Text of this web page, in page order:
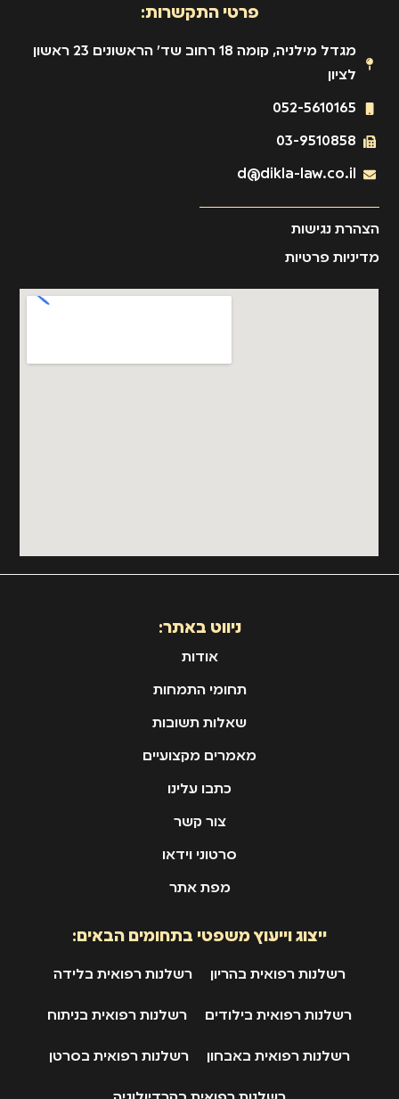
פרטי התקשרות:
מגדל מילניה, קומה 18 רחוב שד' הראשונים 23 ראשון
לציון
052-5610165
03-9510858
d@dikla-law.co.il
הצהרת נגישות
מדיניות פרטיות
ניווט באתר:
אודות
תחומי התמחות
שאלות תשובות
מאמרים מקצועיים
כתבו עלינו
צור קשר
סרטוני וידאו
מפת אתר
ייצוג וייעוץ משפטי בתחומים הבאים:
רשלנות רפואית בהריון רשלנות רפואית בלידה
רשלנות רפואית בילודים רשלנות רפואית בניתוח
רשלנות רפואית באבחון רשלנות רפואית בסרטן